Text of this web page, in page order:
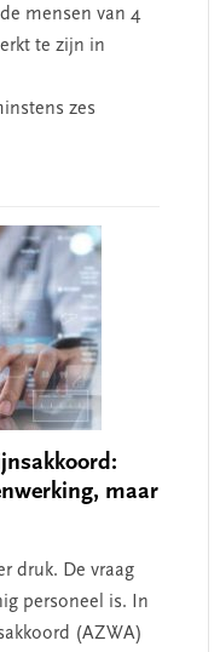
mensen van 4
te zijn in
zes
maar
druk. De vraag
personeel is. In
(AZWA)